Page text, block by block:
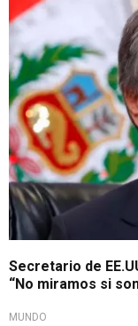
Secretario de
“No miramos si
MUNDO